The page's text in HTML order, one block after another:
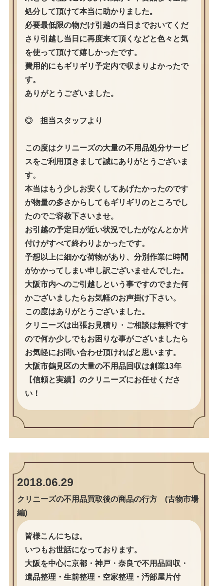
処分して頂けて本当に助かりました。
必要最低限の物だけ引越の当日までおいてくだ
さり引越し当日に再度来て頂くなどと色々と気
を使って頂けて嬉しかったです。
費用的にもギリギリ予定内で収まりよかったで
す。
ありがとうございました。
◎ 担当スタッフより
この度はクリニーズの大量の不用品処分サービ
スをご利用頂きまして誠にありがとうございま
す。
本当はもう少しお安くしてあげたかったのです
が物量の多さからしてもギリギリのところでし
たのでご容赦下さいませ。
お引越の予定日が近い状況でしたがなんとか片
付けがすべて終わりよかったです。
予想以上に細かな荷物があり、分別作業に時間
がかかってしまい申し訳ございませんでした。
大阪市内へのご引越しという事ですのでまた何
かございましたらお気軽のお声掛け下さい。
この度はありがとうございました。
クリニーズは出張お見積り・ご相談は無料です
ので何か少しでもお困りな事がございましたら
お気軽にお問い合わせ頂ければと思います。
大阪市鶴見区の大量の不用品回収は創業13年
【信頼と実績】のクリニーズにお任せくださ
い！
2018.06.29
クリニーズの不用品買取後の商品の行方 (古物市場
編)
皆様こんにちは。
いつもお世話になっております。
大阪を中心に京都・神戸・奈良で不用品回収・
遺品整理・生前整理・空家整理・汚部屋片付